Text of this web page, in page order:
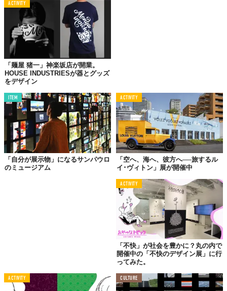
ACTIVITY
「麺屋 猪一」神楽坂店が開業。
HOUSE INDUSTRIESが器とグッズ
をデザイン
ITEM
「自分が展示物」になるサンパウロ
のミュージアム
ACTIVITY
「空へ、海へ、彼方へ──旅するル
イ･ヴィトン」展が開催中
ACTIVITY
「不快」が社会を豊かに？丸の内で
開催中の「不快のデザイン展」に行
ってみた。
ACTIVITY CULTURE